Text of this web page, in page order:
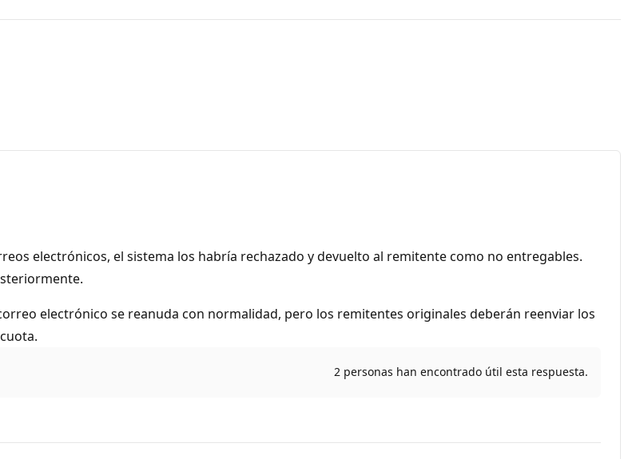
electrónicos, el sistema los habría rechazado y devuelto al remitente como no entregables.
electrónico se reanuda con normalidad, pero los remitentes originales deberán reenviar los
2 personas han encontrado útil esta respuesta.